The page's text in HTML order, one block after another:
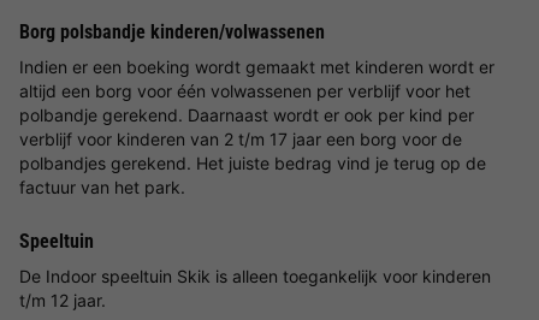
Borg polsbandje kinderen/volwassenen
Indien er een boeking wordt gemaakt met kinderen wordt er
altijd een borg voor één volwassenen per verblijf voor het
polbandje gerekend. Daarnaast wordt er ook per kind per
verblijf voor kinderen van 2 t/m 17 jaar een borg voor de
polbandjes gerekend. Het juiste bedrag vind je terug op de
factuur van het park.
Speeltuin
De Indoor speeltuin Skik is alleen toegankelijk voor kinderen
t/m 12 jaar.